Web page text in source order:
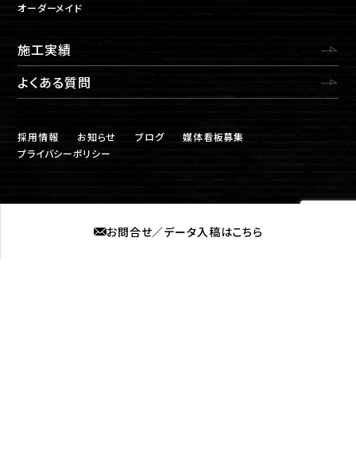
お問合せ／データ入稿はこちら
オーダーメイド
施工実績
よくある質問
採用情報 お知らせ ブログ
媒体看板募集
プライバシーポリシー